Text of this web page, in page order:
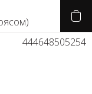
444648505254